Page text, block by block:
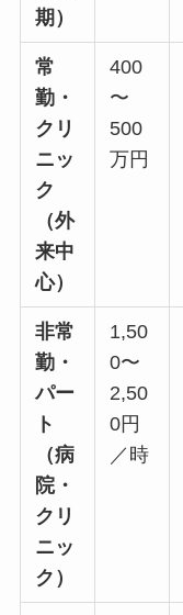
期）
常
勤・
クリ
ニッ
ク
（外
来中
心）
400
〜
500
万円
非常
勤・
パー
ト
（病
院・
クリ
ニッ
ク）
1,50
0〜
2,50
0円
／時